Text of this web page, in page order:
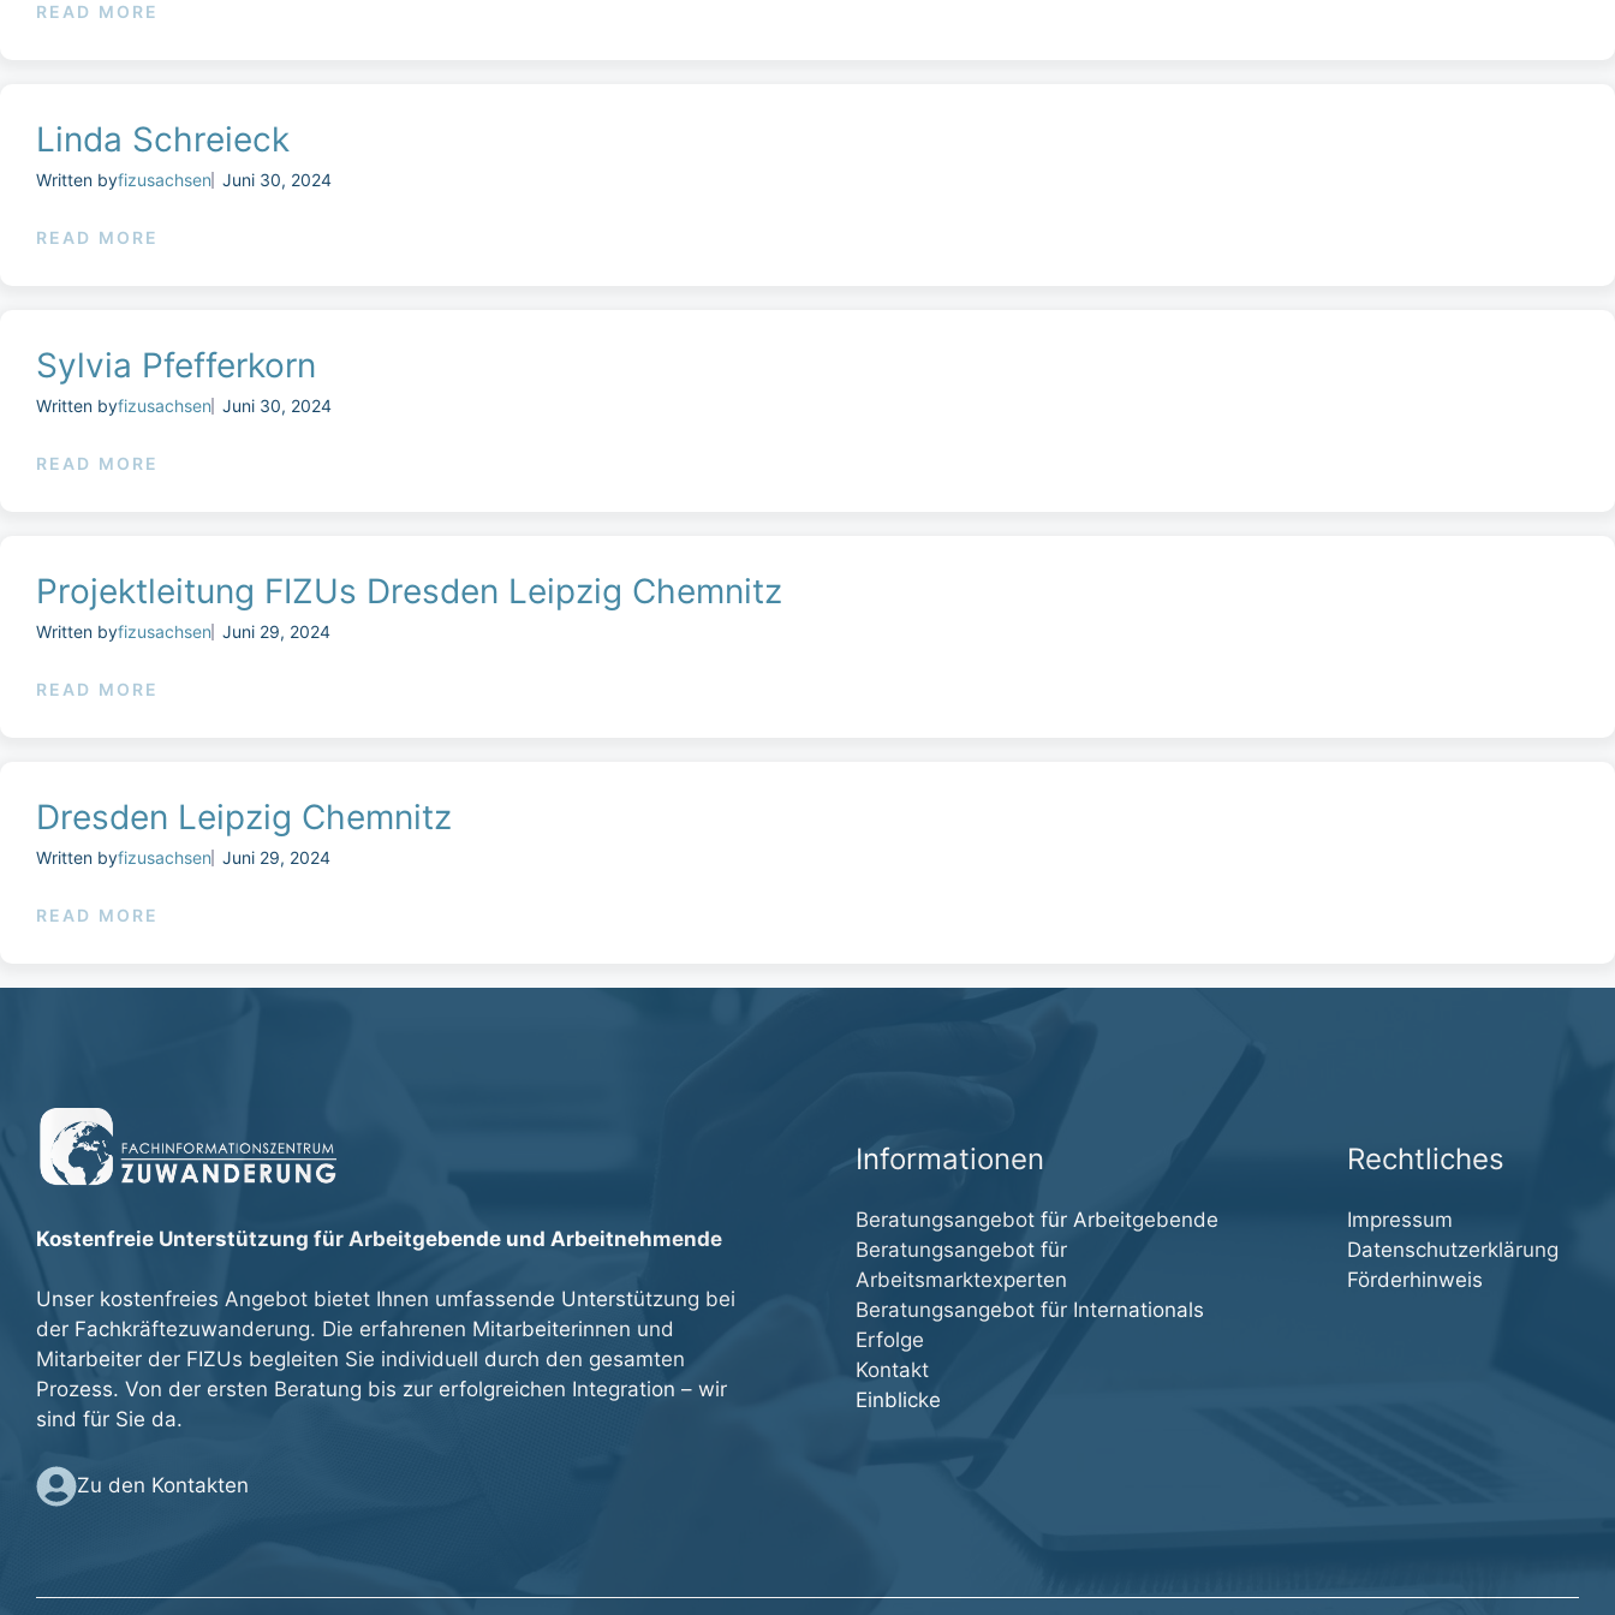
READ MORE
Linda Schreieck
Written byfizusachsen Juni 30, 2024
READ MORE
Sylvia Pfefferkorn
Written byfizusachsen Juni 30, 2024
READ MORE
Projektleitung FIZUs Dresden Leipzig Chemnitz
Written byfizusachsen Juni 29, 2024
READ MORE
Dresden Leipzig Chemnitz
Written byfizusachsen Juni 29, 2024
READ MORE
Kostenfreie Unterstützung für Arbeitgebende und Arbeitnehmende
Unser kostenfreies Angebot bietet Ihnen umfassende Unterstützung bei
der Fachkräftezuwanderung. Die erfahrenen Mitarbeiterinnen und
Mitarbeiter der FIZUs begleiten Sie individuell durch den gesamten
Prozess. Von der ersten Beratung bis zur erfolgreichen Integration – wir
sind für Sie da.
Zu den Kontakten
Informationen
Beratungsangebot für Arbeitgebende
Beratungsangebot für
Arbeitsmarktexperten
Beratungsangebot für Internationals
Erfolge
Kontakt
Einblicke
Rechtliches
Impressum
Datenschutzerklärung
Förderhinweis